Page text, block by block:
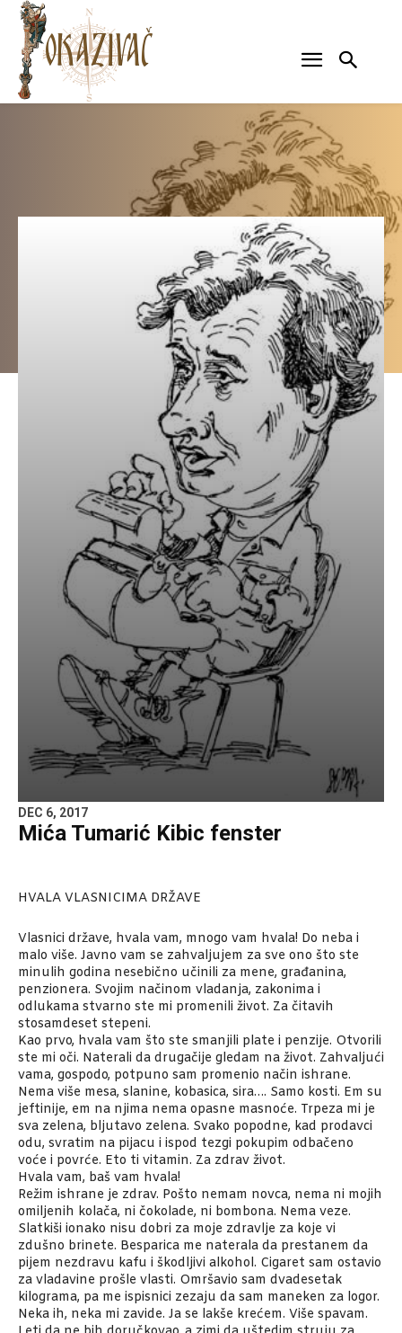
DEC 6, 2017
Mića Tumarić Kibic fenster
HVALA VLASNICIMA DRŽAVE
Vlasnici države, hvala vam, mnogo vam hvala! Do neba i
malo više. Javno vam se zahvaljujem za sve ono što ste
minulih godina nesebično učinili za mene, građanina,
penzionera. Svojim načinom vladanja, zakonima i
odlukama stvarno ste mi promenili život. Za čitavih
stosamdeset stepeni.
Kao prvo, hvala vam što ste smanjili plate i penzije. Otvorili
ste mi oči. Naterali da drugačije gledam na život. Zahvaljući
vama, gospodo, potpuno sam promenio način ishrane.
Nema više mesa, slanine, kobasica, sira…. Samo kosti. Em su
jeftinije, em na njima nema opasne masnoće. Trpeza mi je
sva zelena, bljutavo zelena. Svako popodne, kad prodavci
odu, svratim na pijacu i ispod tezgi pokupim odbačeno
voće i povrće. Eto ti vitamin. Za zdrav život.
Hvala vam, baš vam hvala!
Režim ishrane je zdrav. Pošto nemam novca, nema ni mojih
omiljenih kolača, ni čokolade, ni bombona. Nema veze.
Slatkiši ionako nisu dobri za moje zdravlje za koje vi
zdušno brinete. Besparica me naterala da prestanem da
pijem nezdravu kafu i škodljivi alkohol. Cigaret sam ostavio
za vladavine prošle vlasti. Omršavio sam dvadesetak
kilograma, pa me ispisnici zezaju da sam maneken za logor.
Neka ih, neka mi zavide. Ja se lakše krećem. Više spavam.